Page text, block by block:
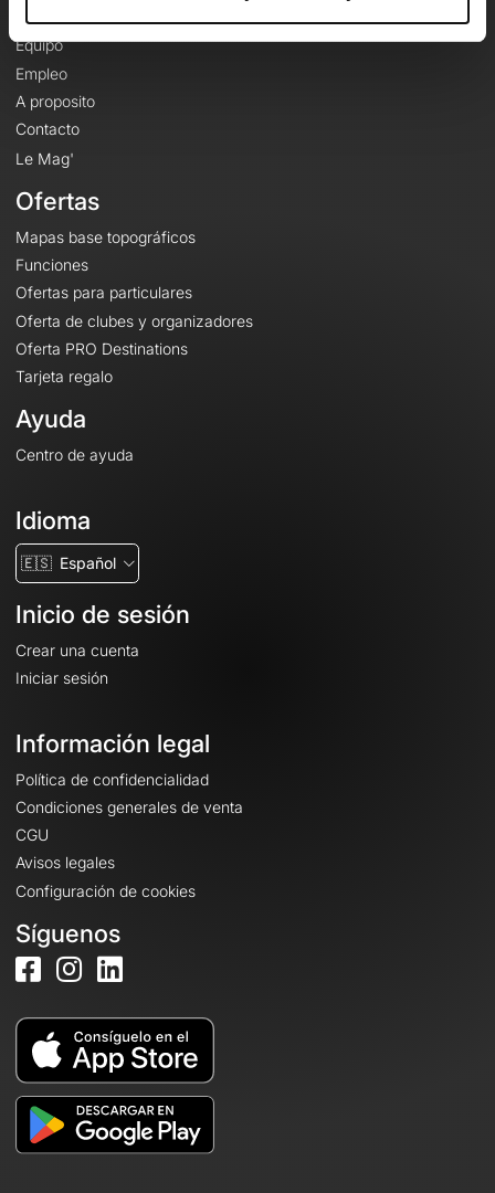
Equipo
Empleo
A proposito
Contacto
Le Mag'
Ofertas
Mapas base topográficos
Funciones
Ofertas para particulares
Oferta de clubes y organizadores
Oferta PRO Destinations
Tarjeta regalo
Ayuda
Centro de ayuda
Idioma
🇪🇸 Español
Inicio de sesión
Crear una cuenta
Iniciar sesión
Información legal
Política de confidencialidad
Condiciones generales de venta
CGU
Avisos legales
Configuración de cookies
Síguenos